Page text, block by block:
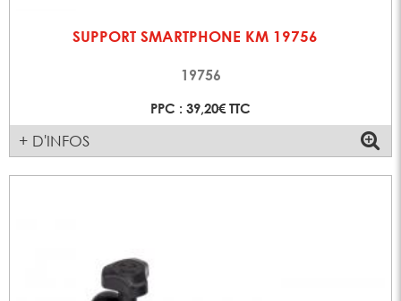
SUPPORT SMARTPHONE KM 19756
19756
PPC : 39,20€ TTC
+ D'INFOS